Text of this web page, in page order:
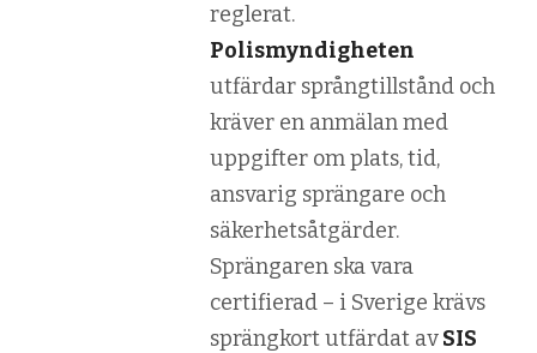
reglerat.
Polismyndigheten
utfärdar språngtillstånd och
kräver en anmälan med
uppgifter om plats, tid,
ansvarig sprängare och
säkerhetsåtgärder.
Sprängaren ska vara
certifierad – i Sverige krävs
sprängkort utfärdat avSIS